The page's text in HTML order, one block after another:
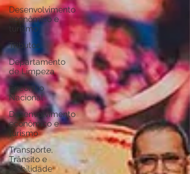
Desenvolvimento
econômico e
turismo
Tributos
Departamento
de Limpeza
Encontro
Nacional
Desenvolvimento
econômico e
turismo
Transporte,
Trânsito e
Mobilidade